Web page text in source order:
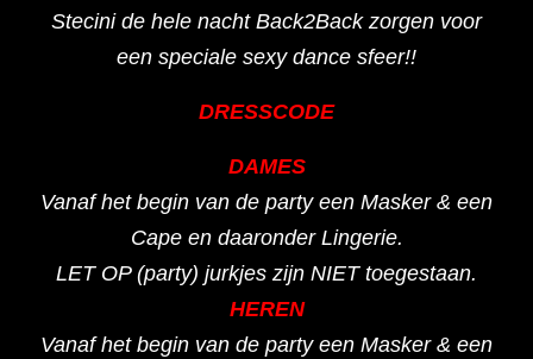
Stecini de hele nacht Back2Back zorgen voor
een speciale sexy dance sfeer!!
DRESSCODE
DAMES
Vanaf het begin van de party een Masker & een
Cape en daaronder Lingerie.
LET OP (party) jurkjes zijn NIET toegestaan.
HEREN
Vanaf het begin van de party een Masker & een